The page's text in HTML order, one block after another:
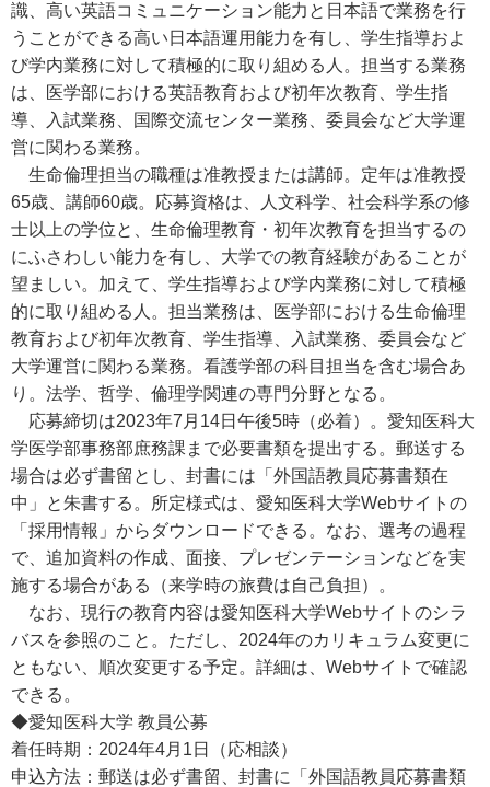
識、高い英語コミュニケーション能力と日本語で業務を行
うことができる高い日本語運用能力を有し、学生指導およ
び学内業務に対して積極的に取り組める人。担当する業務
は、医学部における英語教育および初年次教育、学生指
導、入試業務、国際交流センター業務、委員会など大学運
営に関わる業務。
生命倫理担当の職種は准教授または講師。定年は准教授
65歳、講師60歳。応募資格は、人文科学、社会科学系の修
士以上の学位と、生命倫理教育・初年次教育を担当するの
にふさわしい能力を有し、大学での教育経験があることが
望ましい。加えて、学生指導および学内業務に対して積極
的に取り組める人。担当業務は、医学部における生命倫理
教育および初年次教育、学生指導、入試業務、委員会など
大学運営に関わる業務。看護学部の科目担当を含む場合あ
り。法学、哲学、倫理学関連の専門分野となる。
応募締切は2023年7月14日午後5時（必着）。愛知医科大
学医学部事務部庶務課まで必要書類を提出する。郵送する
場合は必ず書留とし、封書には「外国語教員応募書類在
中」と朱書する。所定様式は、愛知医科大学Webサイトの
「採用情報」からダウンロードできる。なお、選考の過程
で、追加資料の作成、面接、プレゼンテーションなどを実
施する場合がある（来学時の旅費は自己負担）。
なお、現行の教育内容は愛知医科大学Webサイトのシラ
バスを参照のこと。ただし、2024年のカリキュラム変更に
ともない、順次変更する予定。詳細は、Webサイトで確認
できる。
◆愛知医科大学 教員公募
着任時期：2024年4月1日（応相談）
申込方法：郵送は必ず書留、封書に「外国語教員応募書類